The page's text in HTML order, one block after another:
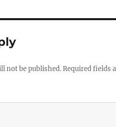
not be published.Required fields